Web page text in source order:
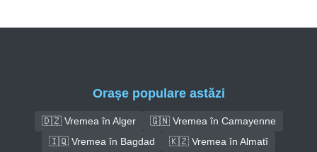
Orașe populare astăzi
🇩🇿 Vremea în Alger
🇬🇳 Vremea în Camayenne
🇮🇶 Vremea în Bagdad
🇰🇿 Vremea în Almatî